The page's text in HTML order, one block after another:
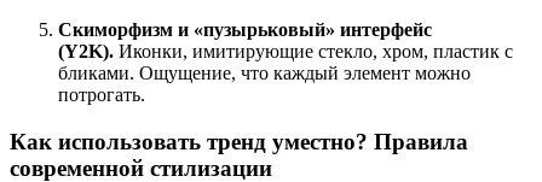
Скиморфизм и «пузырьковый» интерфейс
(Y2K). Иконки, имитирующие стекло, хром, пластик с
бликами. Ощущение, что каждый элемент можно
потрогать.
Как использовать тренд уместно? Правила
современной стилизации